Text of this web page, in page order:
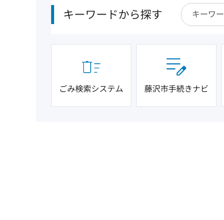
キーワードから探す
ごみ検索システム 藤沢市手続きナビ